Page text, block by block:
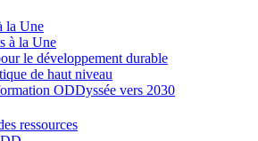
la Une
à la Une
le développement durable
de haut niveau
ODDyssée vers 2030
ressources